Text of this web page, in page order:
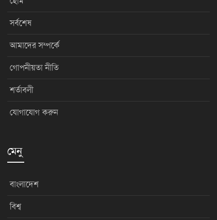
সর্বশেষ
আমাদের সম্পর্কে
গোপনীয়তা নীতি
শর্তাবলী
যোগাযোগ করুন
মেনু
বাংলাদেশ
বিশ্ব